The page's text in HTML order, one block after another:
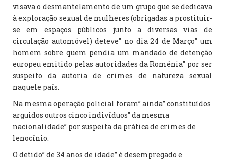
visava o desmantelamento de um grupo que se dedicava
à exploração sexual de mulheres (obrigadas a prostituir-
se em espaços públicos junto a diversas vias de
circulação automóvel) deteve” no dia 24 de Março” um
homem sobre quem pendia um mandado de detenção
europeu emitido pelas autoridades da Roménia” por ser
suspeito da autoria de crimes de natureza sexual
naquele país.
Na mesma operação policial foram” ainda” constituídos
arguidos outros cinco indivíduos” da mesma
nacionalidade” por suspeita da prática de crimes de
lenocínio.
O detido” de 34 anos de idade” é desempregado e